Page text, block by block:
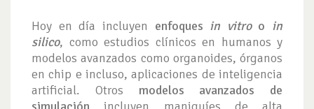
Hoy en día incluyen enfoques in vitroo in
silico, como estudios clínicos en humanos y
modelos avanzados como organoides, órganos
en chip e incluso, aplicaciones de inteligencia
artificial. Otros modelos avanzados de